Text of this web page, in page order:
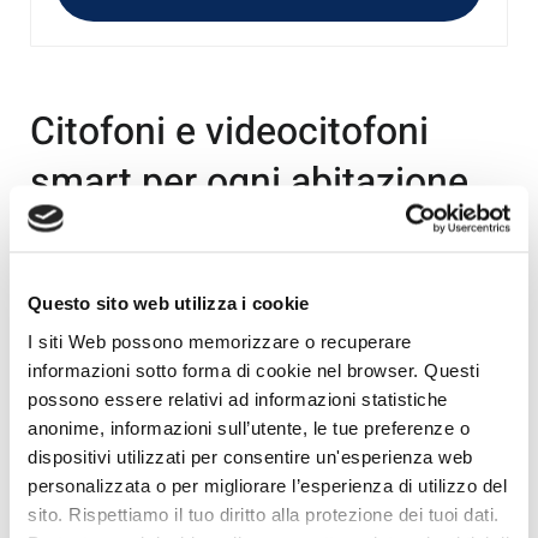
Questo sito web utilizza i cookie
I siti Web possono memorizzare o recuperare
informazioni sotto forma di cookie nel browser. Questi
possono essere relativi ad informazioni statistiche
anonime, informazioni sull’utente, le tue preferenze o
dispositivi utilizzati per consentire un'esperienza web
personalizzata o per migliorare l’esperienza di utilizzo del
sito. Rispettiamo il tuo diritto alla protezione dei tuoi dati.
Citofoni e videocitofoni
smart per ogni abitazione
avanzata che stai cercando.Scopri la comodità di un
videocitofono smart, il futuro della videocitofonia,
direttamente nella tua casa.
Caratteristiche avanzate:
videocitofono smart con